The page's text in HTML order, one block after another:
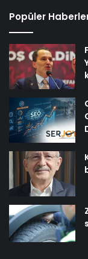
Popüler